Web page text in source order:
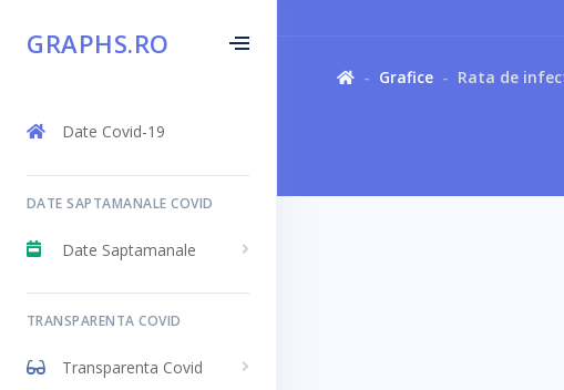
GRAPHS.RO
Date Covid-19
DATE SAPTAMANALE COVID
Date Saptamanale
TRANSPARENTA COVID
Transparenta Covid
Grafice Rata de